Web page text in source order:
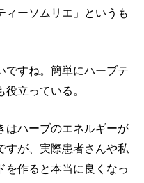
ィーソムリエ」というも
ですね。簡単にハーブテ
立っている。
はハーブのエネルギーが
すが、実際患者さんや私
を作ると本当に良くなっ